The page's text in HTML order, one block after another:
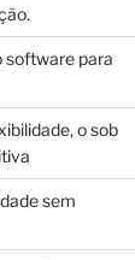
software para
o sob
sem